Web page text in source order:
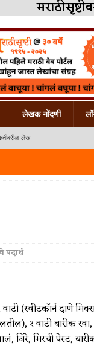
लेखक नोंदणी
लेख
पदार्थ
वाटी (स्वीटकॉर्न दाणे
१ वाटी बारीक
जिरे, मिरची पेस्ट,